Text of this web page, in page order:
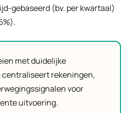
gebaseerd (bv. per kwartaal)
met duidelijke
centraliseert rekeningen,
voor
uitvoering.